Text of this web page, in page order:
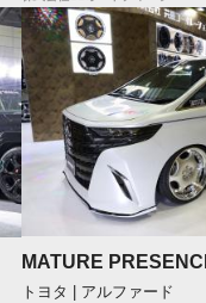
MATURE
トヨタ | アルファード